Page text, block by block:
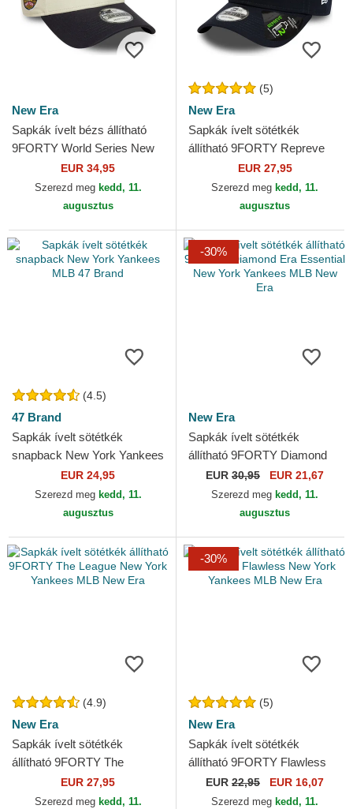
New Era
Sapkák ívelt bézs állítható
9FORTY World Series New
York Yankees MLB New Era
EUR 34,95
Szerezd meg kedd, 11.
augusztus
(5)
New Era
Sapkák ívelt sötétkék
állítható 9FORTY Repreve
Tottenham Hotspur Football
Club Premier League New...
EUR 27,95
Szerezd meg kedd, 11.
augusztus
(4.5)
47 Brand
Sapkák ívelt sötétkék
snapback New York Yankees
MLB 47 BrandEUR 24,95
Szerezd meg kedd, 11.
augusztus
-30%
New Era
Sapkák ívelt sötétkék
állítható 9FORTY Diamond
Era Essential New York
Yankees MLB New Era
EUR 30,95 EUR 21,67
Szerezd meg kedd, 11.
augusztus
(4.9)
New Era
Sapkák ívelt sötétkék
állítható 9FORTY The
League New York Yankees
MLB New Era
EUR 27,95
Szerezd meg kedd, 11.
-30%
(5)
New Era
Sapkák ívelt sötétkék
állítható 9FORTY Flawless
New York Yankees MLB New
EUR 22,95 EUR 16,07
Szerezd meg kedd, 11.